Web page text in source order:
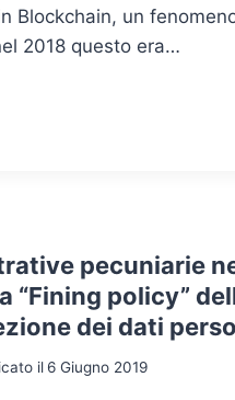
Blockchain, un
2018 questo era…
pecuniarie
“Fining policy”
dei dati
il 6 Giugno 2019